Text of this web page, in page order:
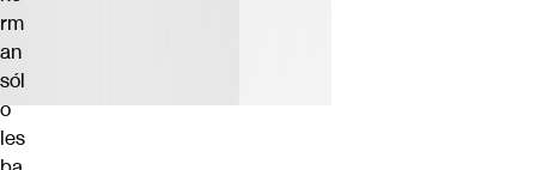
rm
an
sól
o
les